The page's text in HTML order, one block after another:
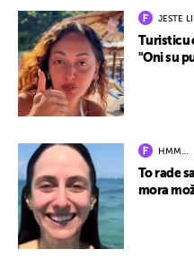
JESTE
Turisticu
"Oni su
HMM…
To rade
mora